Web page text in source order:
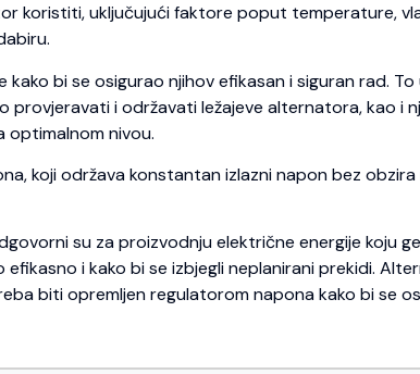
koristiti, uključujući faktore poput temperature,
bi se osigurao njihov efikasan i siguran rad.
provjeravati i održavati ležajeve alternatora, kao
nivou.
koji održava konstantan izlazni napon bez
su za proizvodnju električne energije koju
i kako bi se izbjegli neplanirani prekidi.
biti opremljen regulatorom napona kako bi se